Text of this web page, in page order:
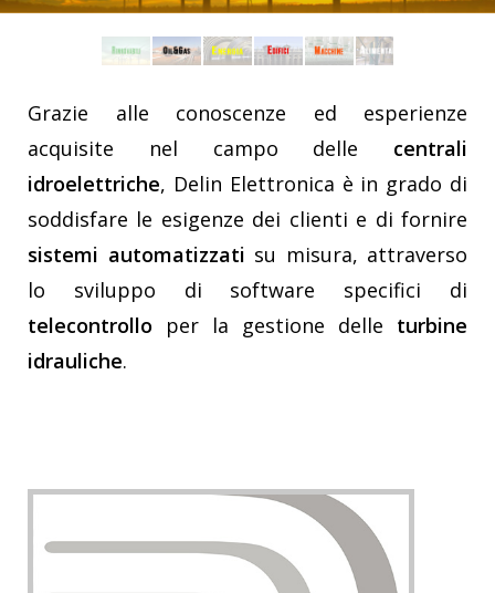
Grazie alle conoscenze ed esperienze
acquisite nel campo delle centrali
idroelettriche, Delin Elettronica è in grado di
soddisfare le esigenze dei clienti e di fornire
sistemi automatizzati su misura, attraverso
lo sviluppo di software specifici di
telecontrollo per la gestione delle turbine
idrauliche.